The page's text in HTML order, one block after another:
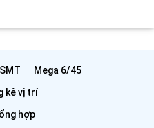
kê giải đặc biệt ngày mai
All Rights Reserved
nghệ Truyền thông CTC